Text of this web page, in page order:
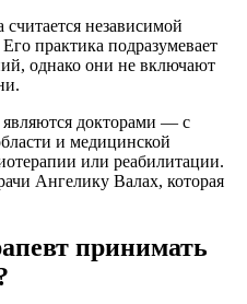
независимой
практика подразумевает
однако они не включают
докторами — с
и медицинской
или реабилитации.
Ангелику Валах, которая
принимать